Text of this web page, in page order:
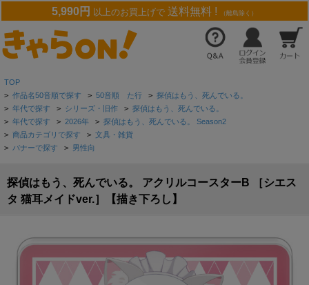
5,990円 以上のお買上げで 送料無料 ! （離島除く）
TOP
> 作品名50音順で探す > 50音順 た行 > 探偵はもう、死んでいる。
> 年代で探す > シリーズ・旧作 > 探偵はもう、死んでいる。
> 年代で探す > 2026年 > 探偵はもう、死んでいる。 Season2
> 商品カテゴリで探す > 文具・雑貨
> バナーで探す > 男性向
探偵はもう、死んでいる。 アクリルコースターB ［シエス
タ 猫耳メイドver.］【描き下ろし】